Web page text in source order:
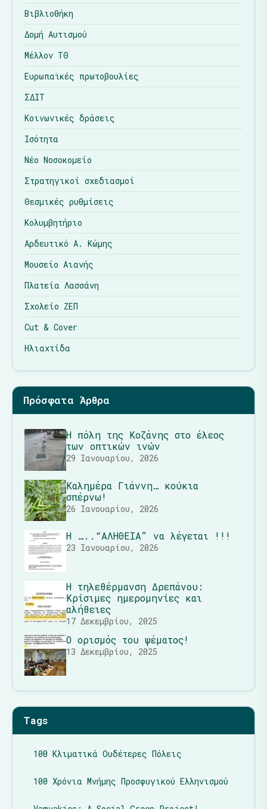
Βιβλιοθήκη
Δομή Αυτισμού
Μέλλον ΤΘ
Ευρωπαϊκές πρωτοβουλίες
ΣΔΙΤ
Κοινωνικές δράσεις
Ισότητα
Νέο Νοσοκομείο
Στρατηγικοί σχεδιασμοί
Θεσμικές ρυθμίσεις
Κολυμβητήριο
Αρδευτικό Α. Κώμης
Μουσείο Αιανής
Πλατεία Λασσάνη
Σχολείο ΖΕΠ
Cut & Cover
Ηλιαχτίδα
Πρόσφατα Άρθρα
Η πόλη της Κοζάνης στο έλεος
των οπτικών ινών
29 Ιανουαρίου, 2026
Καλημέρα Γιάννη… κούκια
σπέρνω!
26 Ιανουαρίου, 2026
Η …..“ΑΛΗΘΕΙΑ” να λέγεται !!!
23 Ιανουαρίου, 2026
Η τηλεθέρμανση Δρεπάνου:
Κρίσιμες ημερομηνίες και
αλήθειες
17 Δεκεμβρίου, 2025
Ο ορισμός του ψέματος!
13 Δεκεμβρίου, 2025
Tags
100 Κλιματικά Ουδέτερες Πόλεις
100 Χρόνια Μνήμης Προσφυγικού Ελληνισμού